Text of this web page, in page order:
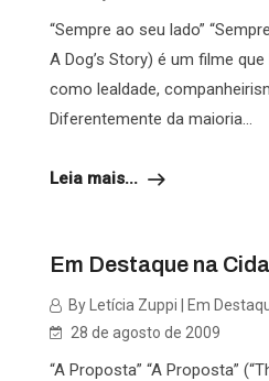
“Sempre ao seu lado”
A Dog’s Story) é um filme
como lealdade,
Diferentemente da maioria...
Leia mais...
Em Destaque na
By Letícia Zuppi | Em
28 de agosto de 2009
“A Proposta” “A Proposta”